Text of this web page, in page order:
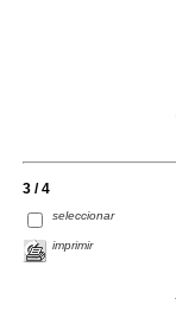
3 / 4
seleccionar
imprimir